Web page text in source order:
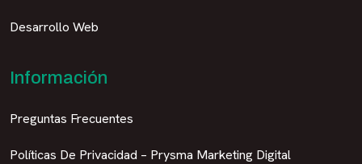
Desarrollo Web
Información
Preguntas Frecuentes
Políticas De Privacidad – Prysma Marketing Digital